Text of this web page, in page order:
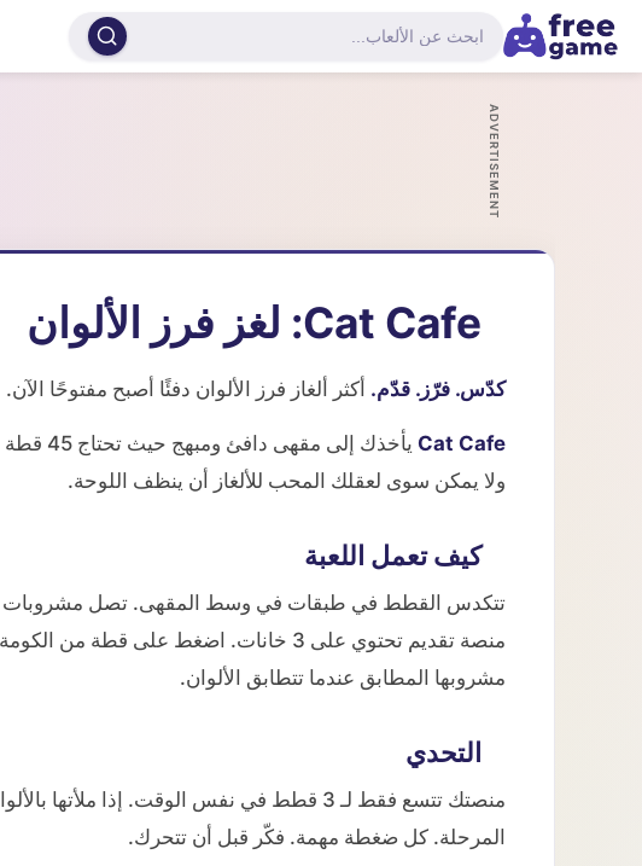
ADVERTISEMENT
Cat Cafe: لغز فرز الألوان
كدّس. فرّز. قدّم. أكثر ألغاز فرز الألوان دفئًا أصبح مفتوحًا الآن.
Cat Cafe
يأخذك
ولا يمكن سوى لعقلك المحب للألغاز أن ينظف اللوحة.
كيف تعمل اللعبة
تتكدس القطط في طبقات في وسط المقهى. تصل مشروبات
منصة تقديم تحتوي على 3 خانات. اضغط على
مشروبها المطابق عندما تتطابق الألوان.
التحدي
منصتك تتسع فقط لـ 3 قطط في نفس الوقت. إذا
المرحلة. كل ضغطة مهمة. فكّر قبل أن تتحرك.